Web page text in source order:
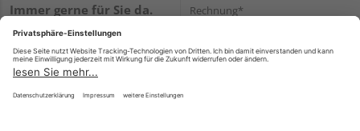
Immer gerne für Sie da.
E-Mail:kontakt@holzziller.de
Rechnung*
Versand